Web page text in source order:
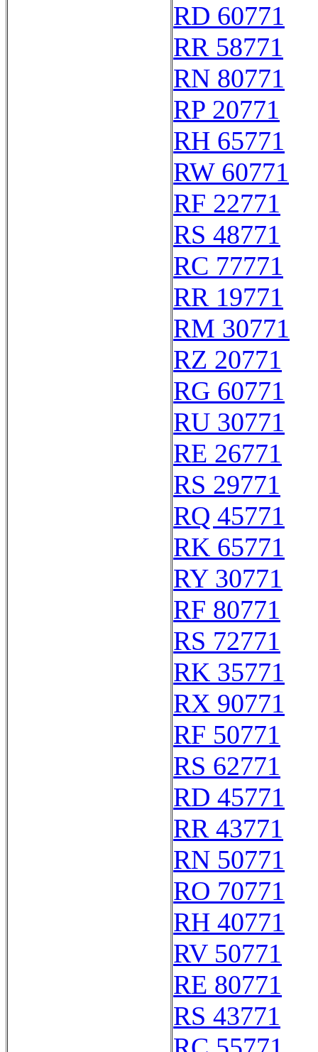
RD 60771
RR 58771
RN 80771
RP 20771
RH 65771
RW 60771
RF 22771
RS 48771
RC 77771
RR 19771
RM 30771
RZ 20771
RG 60771
RU 30771
RE 26771
RS 29771
RQ 45771
RK 65771
RY 30771
RF 80771
RS 72771
RK 35771
RX 90771
RF 50771
RS 62771
RD 45771
RR 43771
RN 50771
RO 70771
RH 40771
RV 50771
RE 80771
RS 43771